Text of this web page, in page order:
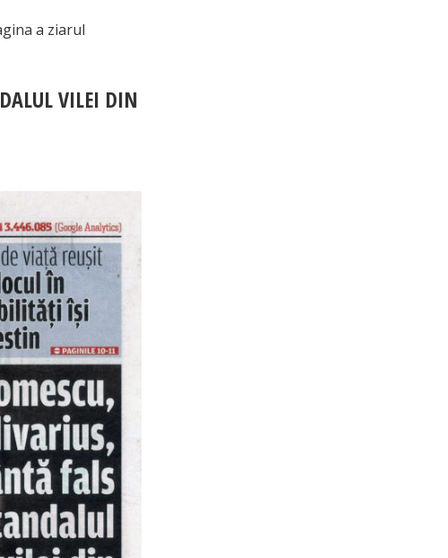
a ziarul
VILEI DIN